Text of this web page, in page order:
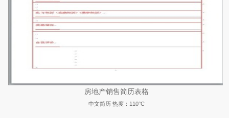
房地产销售简历表格
中文简历 热度：110°C